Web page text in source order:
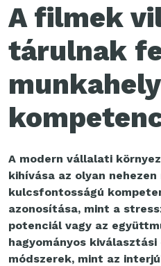
A filmek
tárulnak
A modern vállalati
kihívása az olyan
kulcsfontosságú
azonosítása, mint a
potenciál vagy az
hagyományos
módszerek, mint az